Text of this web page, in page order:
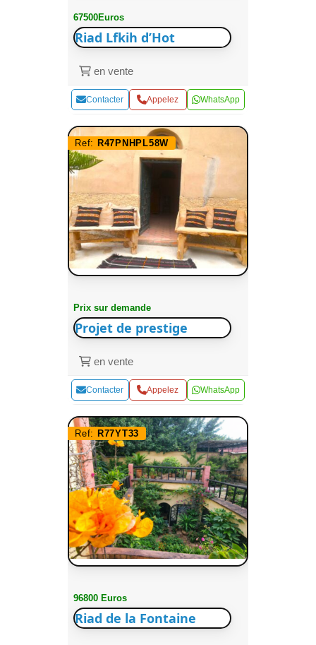
67500Euros
Riad Lfkih d’Hot
en vente
Contacter Appelez WhatsApp
Ref: R47PNHPL58W
Prix sur demande
Projet de prestige
en vente
Contacter Appelez WhatsApp
Ref: R77YT33
96800 Euros
Riad de la Fontaine